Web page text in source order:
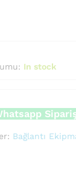
In stock
Bağlantı